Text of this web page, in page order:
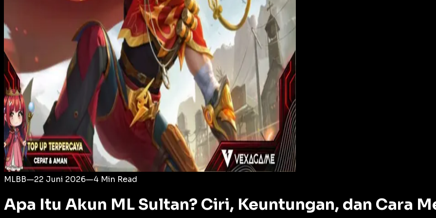
MLBB—22 Juni 2026—4 Min Read
Apa Itu Akun ML Sultan? Ciri, Keuntungan, dan Cara